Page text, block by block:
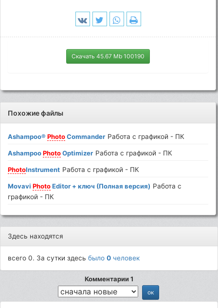
Скачать 45.67 Mb 100190
Похожие файлы
Ashampoo®PhotoCommander Работа с графикой - ПК
AshampooPhotoOptimizer Работа с графикой - ПК
PhotoInstrument Работа с графикой - ПК
MovaviPhotoEditor + ключ (Полная версия) Работа с
графикой - ПК
Здесь находятся
всего 0. За сутки здесьбыло0 человек
Комментарии 1